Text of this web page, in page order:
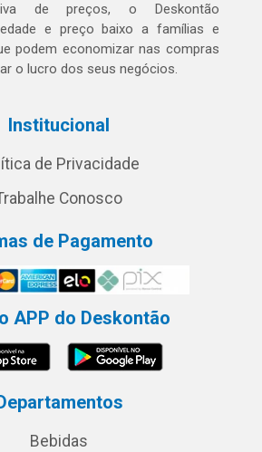
de preços, o Deskontão
e preço baixo a famílias e
podem economizar nas compras
o lucro dos seus negócios.
Institucional
de Privacidade
Conosco
de Pagamento
APP do Deskontão
Bebidas